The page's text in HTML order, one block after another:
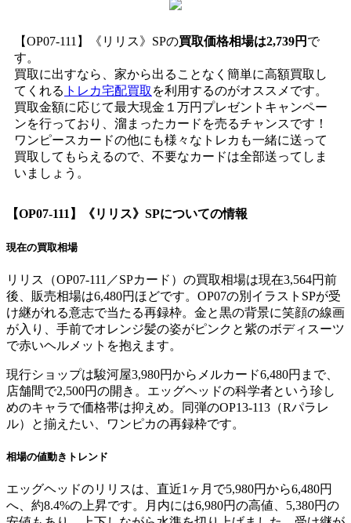
【OP07-111】《リリス》SPの買取価格相場は2,739円 で
す。
買取に出すなら、家から出ることなく簡単に高額買取し
てくれる トレカ宅配買取 を利用するのがオススメです。
買取金額に応じて最大現金１万円プレゼントキャンペー
ンを行っており、溜まったカードを売るチャンスです！
ワンピースカードの他にも様々なトレカも一緒に送って
買取してもらえるので、不要なカードは全部送ってしま
いましょう。
【OP07-111】《リリス》SPについての情報
現在の買取相場
リリス（OP07-111／SPカード）の買取相場は現在3,564円前
後、販売相場は6,480円ほどです。OP07の別イラストSPが受
け継がれる意志で当たる再録枠。金と黒の背景に笑顔の線画
が入り、手前でオレンジ髪の姿がピンクと紫のボディスーツ
で赤いヘルメットを抱えます。
現行ショップは駿河屋3,980円からメルカード6,480円まで、
店舗間で2,500円の開き。エッグヘッドの科学者という珍し
めのキャラで価格帯は抑えめ。同弾のOP13-113（Rパラレ
ル）と揃えたい、ワンピカの再録枠です。
相場の値動きトレンド
エッグヘッドのリリスは、直近1ヶ月で5,980円から6,480円
へ、約8.4%の上昇です。月内には6,980円の高値、5,380円の